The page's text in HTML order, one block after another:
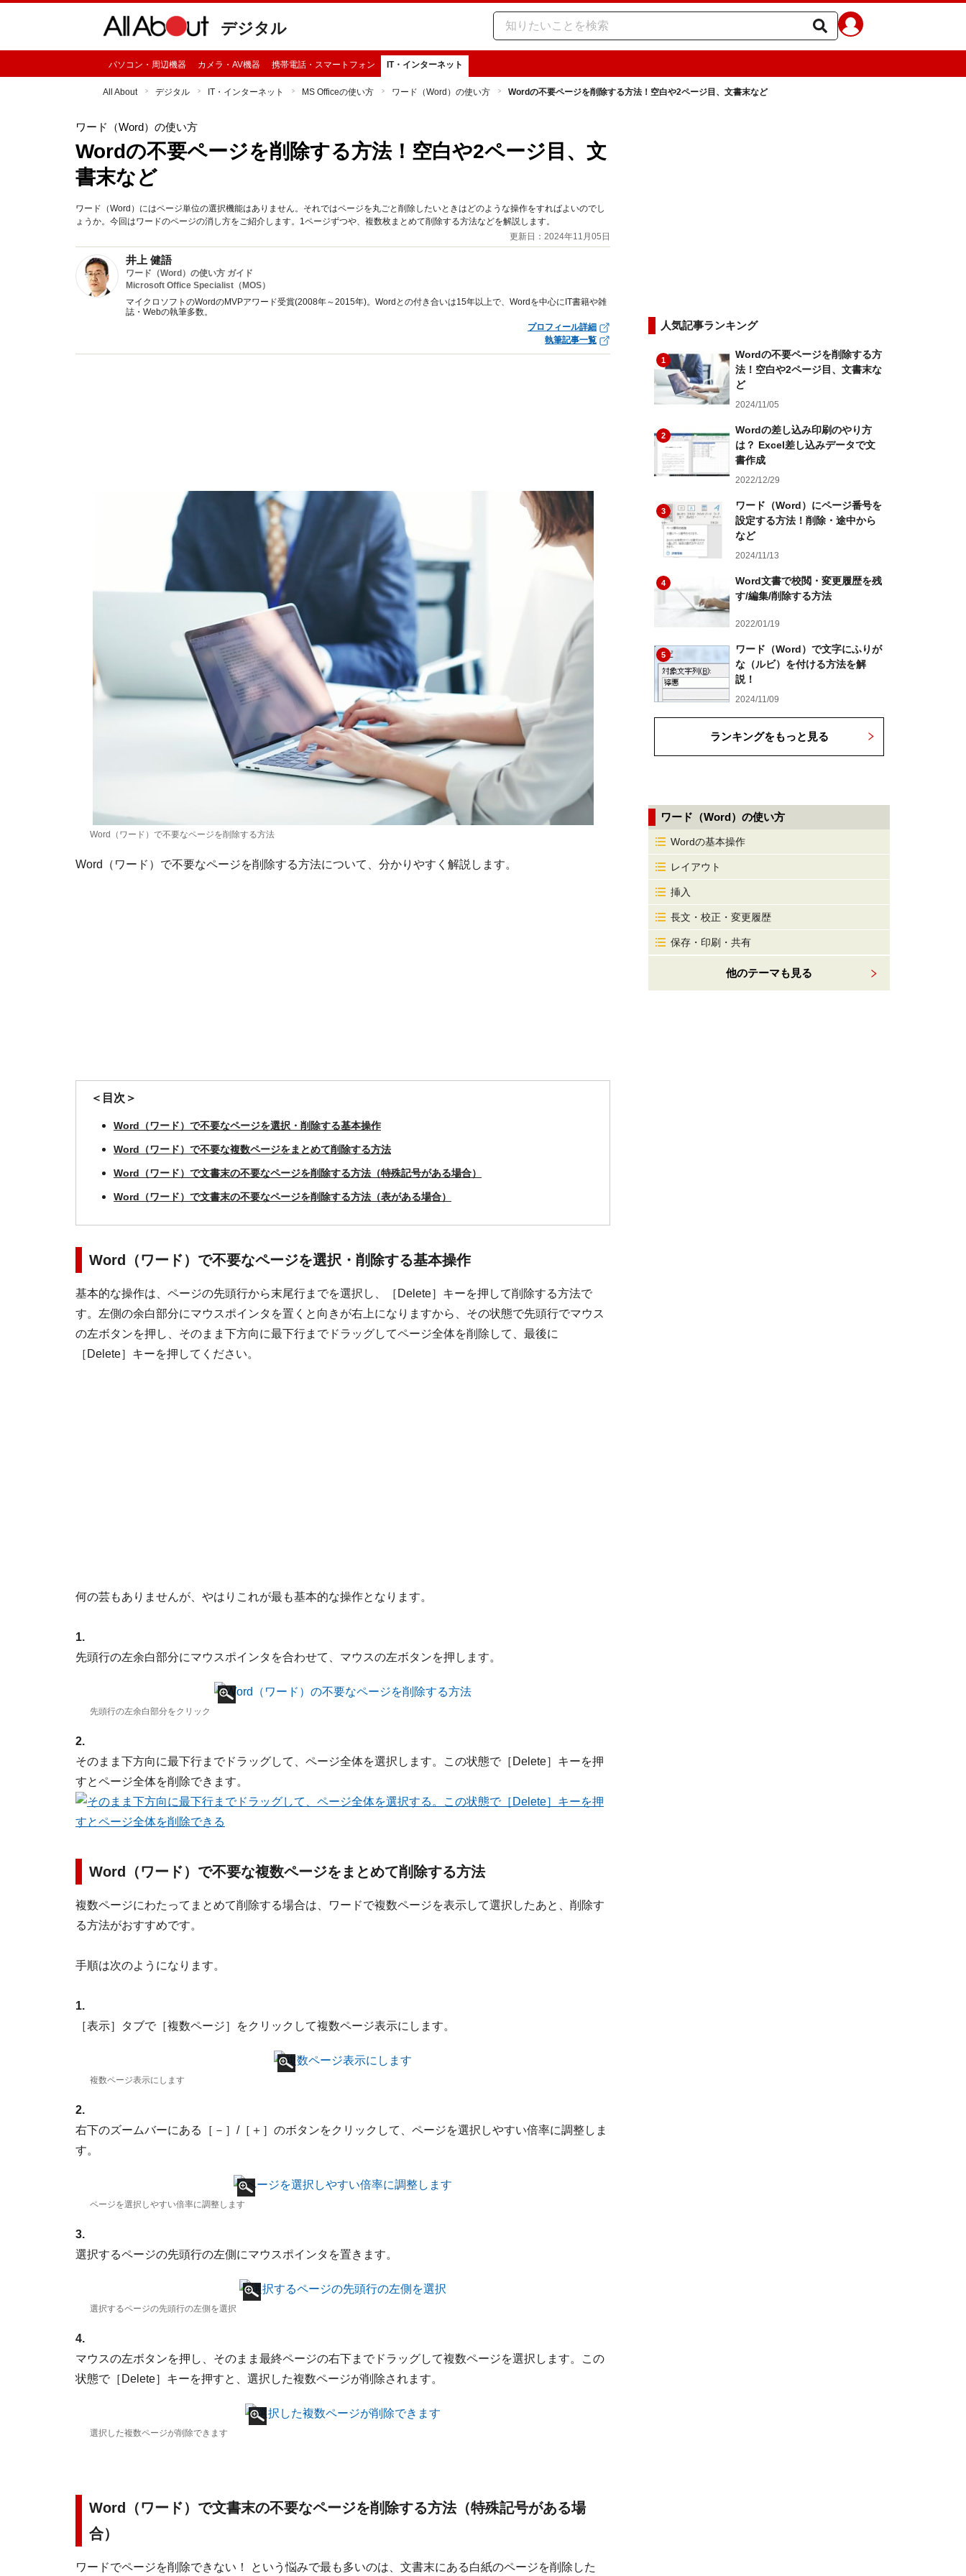
デジタル
パソコン・周辺機器 カメラ・AV機器 携帯電話・スマートフォン IT・インターネット
All About デジタル IT・インターネット MS Officeの使い方 ワード（Word）の使い方 Wordの不要ページを削除する方法！空白や2ページ目、文書末など
ワード（Word）の使い方
Wordの不要ページを削除する方法！空白や2ページ目、文
書末など
ワード（Word）にはページ単位の選択機能はありません。それではページを丸ごと削除したいときはどのような操作をすればよいのでし
ょうか。今回はワードのページの消し方をご紹介します。1ページずつや、複数枚まとめて削除する方法などを解説します。
更新日：2024年11月05日
井上 健語
ワード（Word）の使い方 ガイド
Microsoft Office Specialist（MOS）
マイクロソフトのWordのMVPアワード受賞(2008年～2015年)。Wordとの付き合いは15年以上で、Wordを中心にIT書籍や雑
誌・Webの執筆多数。
プロフィール詳細
執筆記事一覧
Word（ワード）で不要なページを削除する方法
Word（ワード）で不要なページを削除する方法について、分かりやすく解説します。
＜目次＞
Word（ワード）で不要なページを選択・削除する基本操作
Word（ワード）で不要な複数ページをまとめて削除する方法
Word（ワード）で文書末の不要なページを削除する方法（特殊記号がある場合）
Word（ワード）で文書末の不要なページを削除する方法（表がある場合）
Word（ワード）で不要なページを選択・削除する基本操作
基本的な操作は、ページの先頭行から末尾行までを選択し、［Delete］キーを押して削除する方法で
す。左側の余白部分にマウスポインタを置くと向きが右上になりますから、その状態で先頭行でマウス
の左ボタンを押し、そのまま下方向に最下行までドラッグしてページ全体を削除して、最後に
［Delete］キーを押してください。
何の芸もありませんが、やはりこれが最も基本的な操作となります。
1.
先頭行の左余白部分にマウスポインタを合わせて、マウスの左ボタンを押します。
先頭行の左余白部分をクリック
2.
そのまま下方向に最下行までドラッグして、ページ全体を選択します。この状態で［Delete］キーを押
すとページ全体を削除できます。
Word（ワード）で不要な複数ページをまとめて削除する方法
複数ページにわたってまとめて削除する場合は、ワードで複数ページを表示して選択したあと、削除す
る方法がおすすめです。
手順は次のようになります。
1.
［表示］タブで［複数ページ］をクリックして複数ページ表示にします。
複数ページ表示にします
2.
右下のズームバーにある［－］/［＋］のボタンをクリックして、ページを選択しやすい倍率に調整しま
す。
ページを選択しやすい倍率に調整します
3.
選択するページの先頭行の左側にマウスポインタを置きます。
選択するページの先頭行の左側を選択
4.
マウスの左ボタンを押し、そのまま最終ページの右下までドラッグして複数ページを選択します。この
状態で［Delete］キーを押すと、選択した複数ページが削除されます。
選択した複数ページが削除できます
Word（ワード）で文書末の不要なページを削除する方法（特殊記号がある場
合）
ワードでページを削除できない！ という悩みで最も多いのは、文書末にある白紙のページを削除した
人気記事ランキング
1
Wordの不要ページを削除する方
法！空白や2ページ目、文書末な
ど
2024/11/05
2
Wordの差し込み印刷のやり方
は？ Excel差し込みデータで文
書作成
2022/12/29
3
ワード（Word）にページ番号を
設定する方法！削除・途中から
など
2024/11/13
4
Word文書で校閲・変更履歴を残
す/編集/削除する方法
2022/01/19
5
ワード（Word）で文字にふりが
な（ルビ）を付ける方法を解
説！
2024/11/09
ランキングをもっと見る
ワード（Word）の使い方
Wordの基本操作
レイアウト
挿入
長文・校正・変更履歴
保存・印刷・共有
他のテーマも見る